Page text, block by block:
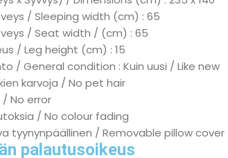
/ Sleeping width (cm) : 65
/ Seat width / (cm) : 65
/ Leg height (cm) : 15
/ General condition : Kuin uusi / Like new
karvoja / No pet hair
/ No error
/ No colour fading
tyynynpäällinen / Removable pillow cover
palautusoikeus